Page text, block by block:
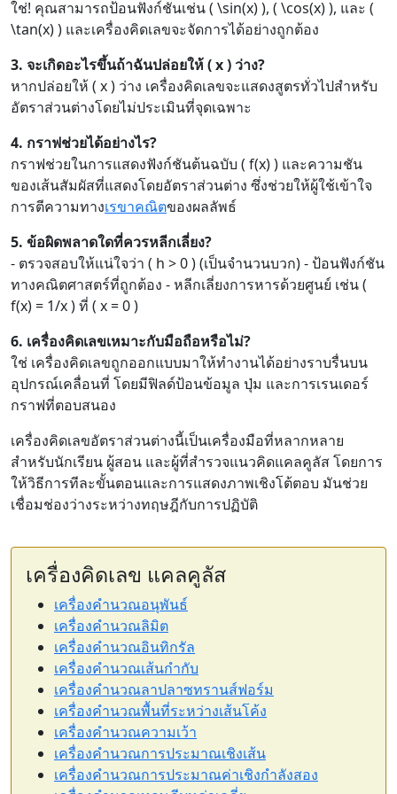
ใช่! คุณสามารถป้อนฟังก์ชันเช่น ( \sin(x) ), ( \cos(x) ), และ (
\tan(x) ) และเครื่องคิดเลขจะจัดการได้อย่างถูกต้อง
3. จะเกิดอะไรขึ้นถ้าฉันปล่อยให้ ( x ) ว่าง?
หากปล่อยให้ ( x ) ว่าง เครื่องคิดเลขจะแสดงสูตรทั่วไปสำหรับ
อัตราส่วนต่างโดยไม่ประเมินที่จุดเฉพาะ
4. กราฟช่วยได้อย่างไร?
กราฟช่วยในการแสดงฟังก์ชันต้นฉบับ ( f(x) ) และความชัน
ของเส้นสัมผัสที่แสดงโดยอัตราส่วนต่าง ซึ่งช่วยให้ผู้ใช้เข้าใจ
การตีความทางเรขาคณิตของผลลัพธ์
5. ข้อผิดพลาดใดที่ควรหลีกเลี่ยง?
- ตรวจสอบให้แน่ใจว่า ( h > 0 ) (เป็นจำนวนบวก) - ป้อนฟังก์ชัน
ทางคณิตศาสตร์ที่ถูกต้อง - หลีกเลี่ยงการหารด้วยศูนย์ เช่น (
f(x) = 1/x ) ที่ ( x = 0 )
6. เครื่องคิดเลขเหมาะกับมือถือหรือไม่?
ใช่ เครื่องคิดเลขถูกออกแบบมาให้ทำงานได้อย่างราบรื่นบน
อุปกรณ์เคลื่อนที่ โดยมีฟิลด์ป้อนข้อมูล ปุ่ม และการเรนเดอร์
กราฟที่ตอบสนอง
เครื่องคิดเลขอัตราส่วนต่างนี้เป็นเครื่องมือที่หลากหลาย
สำหรับนักเรียน ผู้สอน และผู้ที่สำรวจแนวคิดแคลคูลัส โดยการ
ให้วิธีการทีละขั้นตอนและการแสดงภาพเชิงโต้ตอบ มันช่วย
เชื่อมช่องว่างระหว่างทฤษฎีกับการปฏิบัติ
เครื่องคิดเลข แคลคูลัส
เครื่องคำนวณอนุพันธ์
เครื่องคำนวณลิมิต
เครื่องคำนวณอินทิกรัล
เครื่องคำนวณเส้นกำกับ
เครื่องคำนวณลาปลาซทรานส์ฟอร์ม
เครื่องคำนวณพื้นที่ระหว่างเส้นโค้ง
เครื่องคำนวณความเว้า
เครื่องคำนวณการประมาณเชิงเส้น
เครื่องคำนวณการประมาณค่าเชิงกำลังสอง